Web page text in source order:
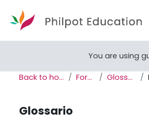
You are using
Back to home Forum Glossario
Glossario